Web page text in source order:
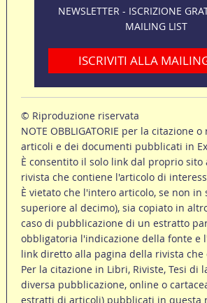
NEWSLETTER - ISCRIZIONE
MAILING LIST
ISCRIVITI ALLA
© Riproduzione riservata
NOTE OBBLIGATORIE per la citazione
articoli e dei documenti pubblicati in
È consentito il solo link dal proprio sito
rivista che contiene l'articolo di
È vietato che l'intero articolo, se non in
superiore al decimo), sia copiato in
caso di pubblicazione di un estratto
obbligatoria l'indicazione della fonte e
link diretto alla pagina della rivista che
Per la citazione in Libri, Riviste, Tesi di
diversa pubblicazione, online o
estratti di articoli) pubblicati in questa